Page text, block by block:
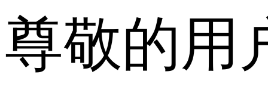
尊敬的用